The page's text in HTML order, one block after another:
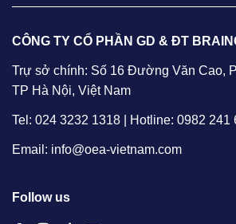
CÔNG TY CỔ PHẦN GD & ĐT
Trự sở chính: Số 16 Đường Văn Cao,
TP Hà Nội, Việt Nam
Tel: 024 3232 1318 | Hotline: 0982 241
Email: info@oea-vietnam.com
Follow us